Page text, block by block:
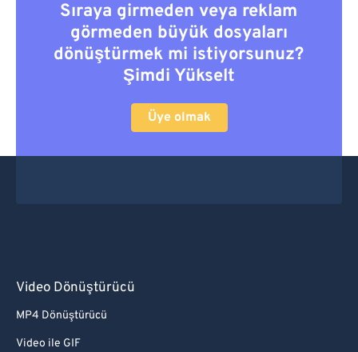
Sıraya girmeden veya reklam
görmeden büyük dosyaları
dönüştürmek mi istiyorsunuz?
Şimdi Yükselt
Üye olmak
Video Dönüştürücü
MP4 Dönüştürücü
Video ile GIF